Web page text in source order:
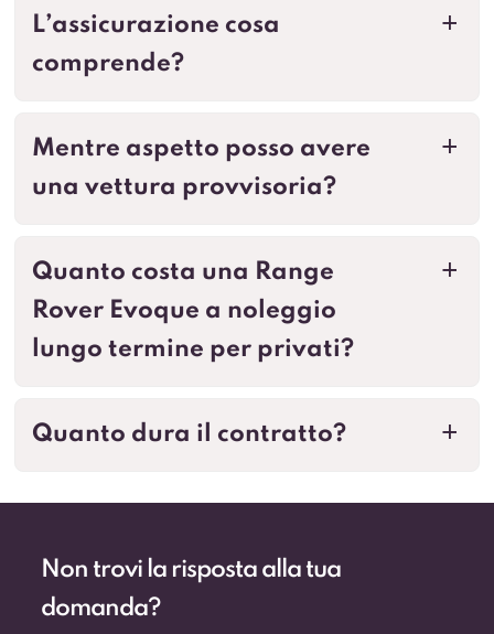
a
L’assicurazione cosa
comprende?
a
Mentre aspetto posso avere
una vettura provvisoria?
a
Quanto costa una Range
Rover Evoque a noleggio
lungo termine per privati?
a
Quanto dura il contratto?
Non trovi la risposta alla tua
domanda?